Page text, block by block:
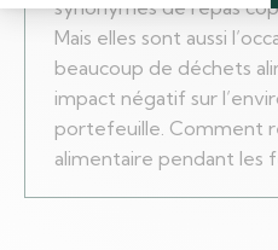
synonymes de repas
Mais elles sont aussi
beaucoup de déchets
impact négatif sur
portefeuille. Comment
alimentaire pendant les